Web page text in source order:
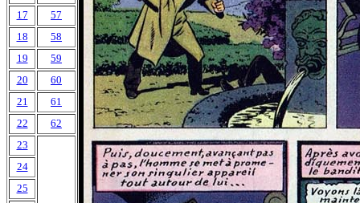
17
57
18
58
19
59
20
60
21
61
22
62
23
24
25